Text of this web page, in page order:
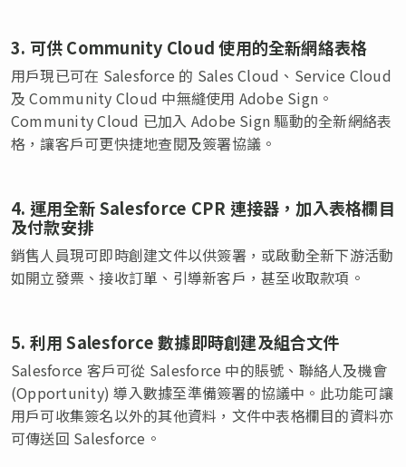
3. 可供 Community Cloud 使用的全新網絡表格
用戶現已可在 Salesforce 的 Sales Cloud、Service Cloud
及 Community Cloud 中無縫使用 Adobe Sign。
Community Cloud 已加入 Adobe Sign 驅動的全新網絡表
格，讓客戶可更快捷地查閱及簽署協議。
4. 運用全新 Salesforce CPR 連接器，加入表格欄目
及付款安排
銷售人員現可即時創建文件以供簽署，或啟動全新下游活動
如開立發票、接收訂單、引導新客戶，甚至收取款項。
5. 利用 Salesforce 數據即時創建及組合文件
Salesforce 客戶可從 Salesforce 中的賬號、聯絡人及機會
(Opportunity) 導入數據至準備簽署的協議中。此功能可讓
用戶可收集簽名以外的其他資料，文件中表格欄目的資料亦
可傳送回 Salesforce。